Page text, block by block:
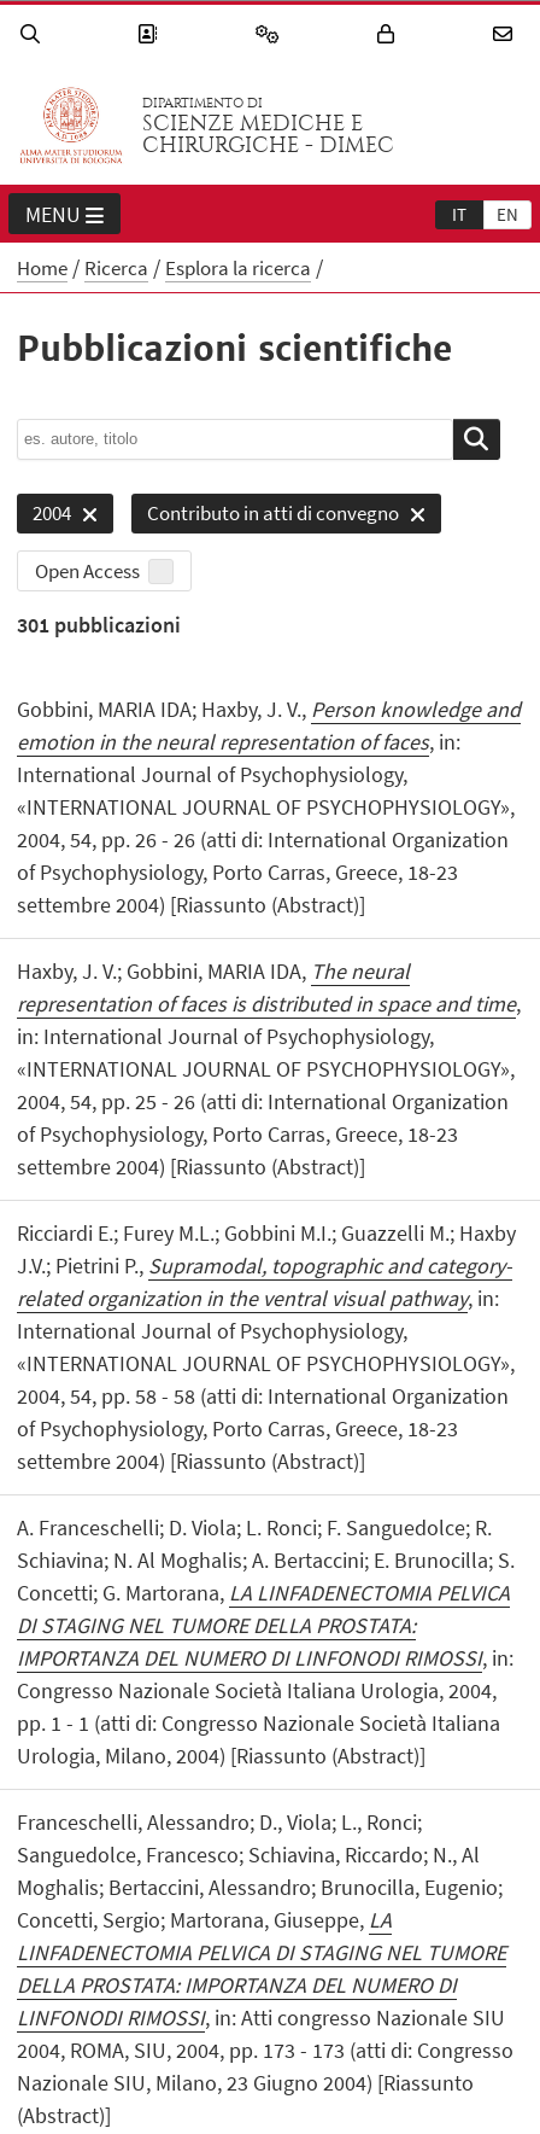
DIPARTIMENTO DI
SCIENZE MEDICHE E
CHIRURGICHE - DIMEC
IT EN
MENU
Home Ricerca Esplora la ricerca
Pubblicazioni scientifiche
2004 Contributo in atti di convegno
Open Access
301 pubblicazioni
Gobbini, MARIA IDA; Haxby, J. V., Person knowledge and
emotion in the neural representation of faces, in:
International Journal of Psychophysiology,
«INTERNATIONAL JOURNAL OF PSYCHOPHYSIOLOGY»,
2004, 54, pp. 26 - 26 (atti di: International Organization
of Psychophysiology, Porto Carras, Greece, 18-23
settembre 2004) [Riassunto (Abstract)]
Haxby, J. V.; Gobbini, MARIA IDA, The neural
representation of faces is distributed in space and time,
in: International Journal of Psychophysiology,
«INTERNATIONAL JOURNAL OF PSYCHOPHYSIOLOGY»,
2004, 54, pp. 25 - 26 (atti di: International Organization
of Psychophysiology, Porto Carras, Greece, 18-23
settembre 2004) [Riassunto (Abstract)]
Ricciardi E.; Furey M.L.; Gobbini M.I.; Guazzelli M.; Haxby
J.V.; Pietrini P., Supramodal, topographic and category-
related organization in the ventral visual pathway, in:
International Journal of Psychophysiology,
«INTERNATIONAL JOURNAL OF PSYCHOPHYSIOLOGY»,
2004, 54, pp. 58 - 58 (atti di: International Organization
of Psychophysiology, Porto Carras, Greece, 18-23
settembre 2004) [Riassunto (Abstract)]
A. Franceschelli; D. Viola; L. Ronci; F. Sanguedolce; R.
Schiavina; N. Al Moghalis; A. Bertaccini; E. Brunocilla; S.
Concetti; G. Martorana, LA LINFADENECTOMIA PELVICA
DI STAGING NEL TUMORE DELLA PROSTATA:
IMPORTANZA DEL NUMERO DI LINFONODI RIMOSSI, in:
Congresso Nazionale Società Italiana Urologia, 2004,
pp. 1 - 1 (atti di: Congresso Nazionale Società Italiana
Urologia, Milano, 2004) [Riassunto (Abstract)]
Franceschelli, Alessandro; D., Viola; L., Ronci;
Sanguedolce, Francesco; Schiavina, Riccardo; N., Al
Moghalis; Bertaccini, Alessandro; Brunocilla, Eugenio;
Concetti, Sergio; Martorana, Giuseppe, LA
LINFADENECTOMIA PELVICA DI STAGING NEL TUMORE
DELLA PROSTATA: IMPORTANZA DEL NUMERO DI
LINFONODI RIMOSSI, in: Atti congresso Nazionale SIU
2004, ROMA, SIU, 2004, pp. 173 - 173 (atti di: Congresso
Nazionale SIU, Milano, 23 Giugno 2004) [Riassunto
(Abstract)]